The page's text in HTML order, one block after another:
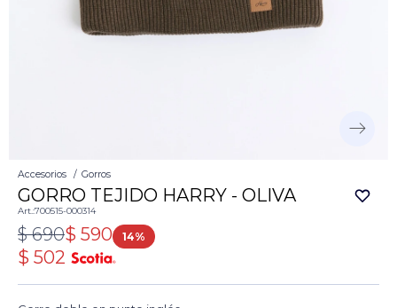
Accesorios Gorros
GORRO TEJIDO HARRY - OLIVA
700515-000314
$ 590
$ 690 14
$ 502